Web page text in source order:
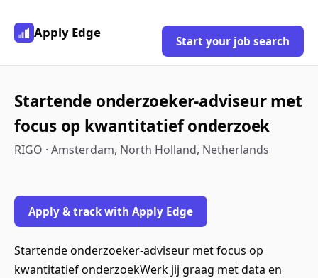
Apply Edge
Start your job search
Startende onderzoeker-adviseur met
focus op kwantitatief onderzoek
RIGO · Amsterdam, North Holland, Netherlands
Apply & track with Apply Edge
Startende onderzoeker-adviseur met focus op
kwantitatief onderzoekWerk jij graag met data en